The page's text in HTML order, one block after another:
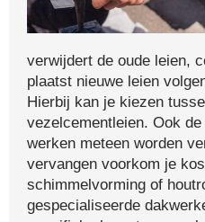
verwijdert de oude leien,
plaatst nieuwe leien
Hierbij kan je kiezen
vezelcementleien. Ook
werken meteen worden
vervangen voorkom je
schimmelvorming of
gespecialiseerde